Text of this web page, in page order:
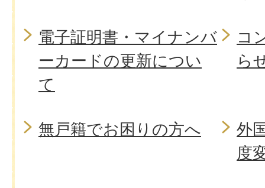
電子証明書・マイナンバ
ーカードの更新につい
て
コ
ら
無戸籍でお困りの方へ
外
度